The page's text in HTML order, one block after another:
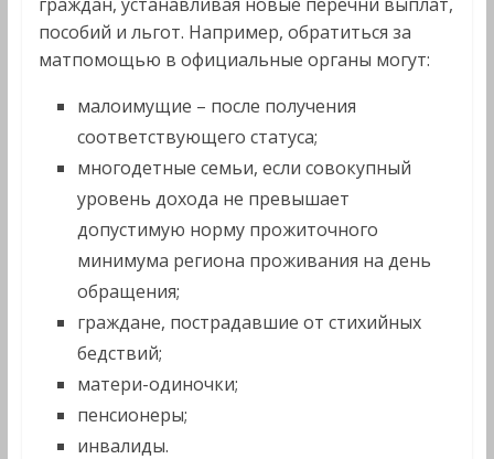
пособий и льгот. Например, обратиться за
матпомощью в официальные органы могут:
малоимущие – после получения
соответствующего статуса;
многодетные семьи, если совокупный
уровень дохода не превышает
допустимую норму прожиточного
минимума региона проживания на день
обращения;
граждане, пострадавшие от стихийных
бедствий;
матери-одиночки;
пенсионеры;
инвалиды.